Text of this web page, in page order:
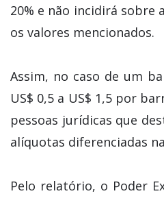
20% e não incidirá sobre
os valores mencionados.
Assim, no caso de um
US$ 0,5 a US$ 1,5 por
pessoas jurídicas que
alíquotas diferenciadas
Pelo relatório, o Poder